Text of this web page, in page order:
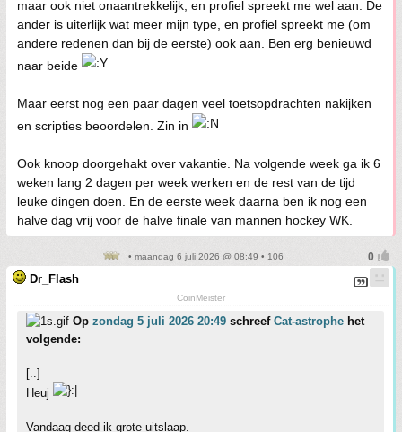
maar ook niet onaantrekkelijk, en profiel spreekt me wel aan. De
ander is uiterlijk wat meer mijn type, en profiel spreekt me (om
andere redenen dan bij de eerste) ook aan. Ben erg benieuwd
naar beide
Maar eerst nog een paar dagen veel toetsopdrachten nakijken
en scripties beoordelen. Zin in
Ook knoop doorgehakt over vakantie. Na volgende week ga ik 6
weken lang 2 dagen per week werken en de rest van de tijd
leuke dingen doen. En de eerste week daarna ben ik nog een
halve dag vrij voor de halve finale van mannen hockey WK.
• maandag 6 juli 2026 @ 08:49 • 106
Dr_Flash
CoinMeister
Op zondag 5 juli 2026 20:49 schreef Cat-astrophe het
volgende:
[..]
Heuj
Vandaag deed ik grote uitslaap.